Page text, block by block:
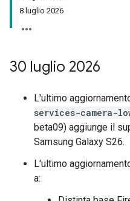
8 luglio 2026
30 luglio 2026
L'ultimo
services-camera-
beta09) aggiunge il
Samsung Galaxy S26.
L'ultimo
a: